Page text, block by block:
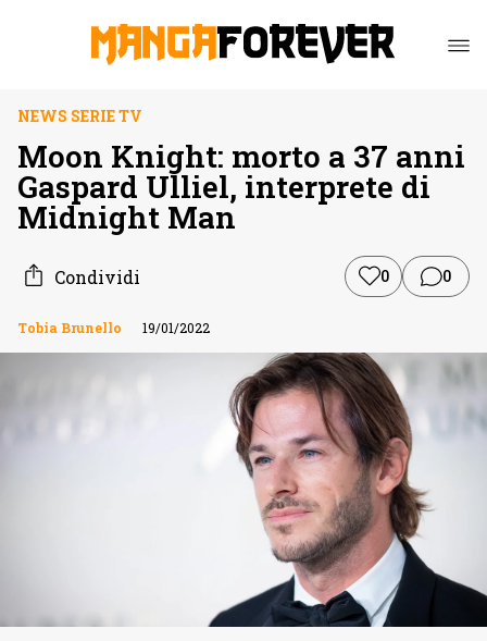
NEWS SERIE TV
Moon Knight: morto a 37 anni
Gaspard Ulliel, interprete di
Midnight Man
Condividi 0 0
Tobia Brunello 19/01/2022